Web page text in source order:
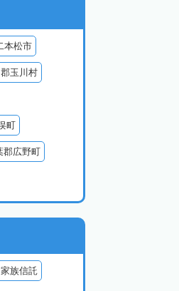
本松市
玉川村
町
郡広野町
町
家族信託